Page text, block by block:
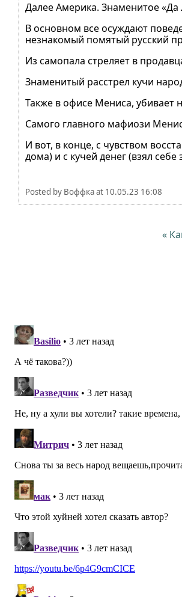
Далее Америка. Знаменитое «Да
В основном все осуждают
незнакомый помятый русский
Из самопала стреляет в
Знаменитый расстрел кучи
Также в офисе Мениса, убивает
Самого главного мафиози
И вот, в конце, с чувством
дома) и с кучей денег (взял
Posted by Воффкаat 10.05.23 16:08
«